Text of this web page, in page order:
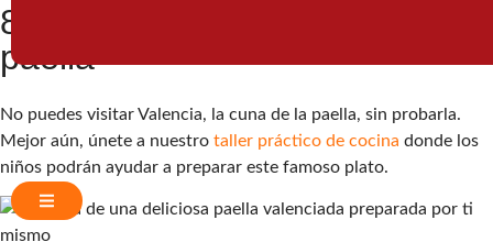
8. Participa en un taller de
paella
No puedes visitar Valencia, la cuna de la paella, sin probarla.
Mejor aún, únete a nuestro taller práctico de cocina donde los
niños podrán ayudar a preparar este famoso plato.